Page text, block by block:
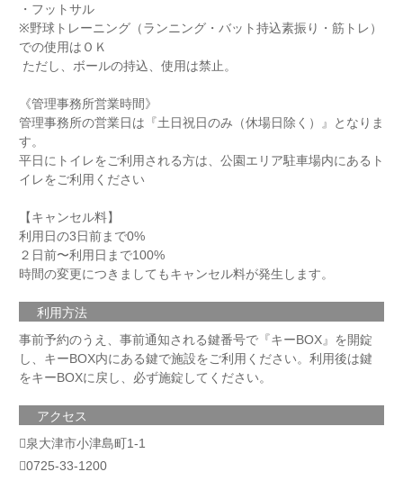
・フットサル
※野球トレーニング（ランニング・バット持込素振り・筋トレ）
での使用はＯＫ
ただし、ボールの持込、使用は禁止。
《管理事務所営業時間》
管理事務所の営業日は『土日祝日のみ（休場日除く）』となりま
す。
平日にトイレをご利用される方は、公園エリア駐車場内にあるト
イレをご利用ください
【キャンセル料】
利用日の3日前まで0%
２日前〜利用日まで100%
時間の変更につきましてもキャンセル料が発生します。
利用方法
事前予約のうえ、事前通知される鍵番号で『キーBOX』を開錠
し、キーBOX内にある鍵で施設をご利用ください。利用後は鍵
をキーBOXに戻し、必ず施錠してください。
アクセス
泉大津市小津島町1-1
0725-33-1200